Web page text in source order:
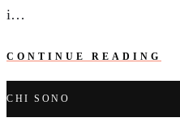
i…
CONTINUE READING
CHI SONO